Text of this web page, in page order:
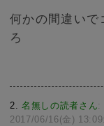
何かの間違いで
ろ
2 名無しの読者さん:
2017/06/16(金)